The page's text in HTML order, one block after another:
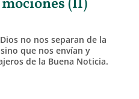
no nos separan de la
que nos envían y
de la Buena Noticia.